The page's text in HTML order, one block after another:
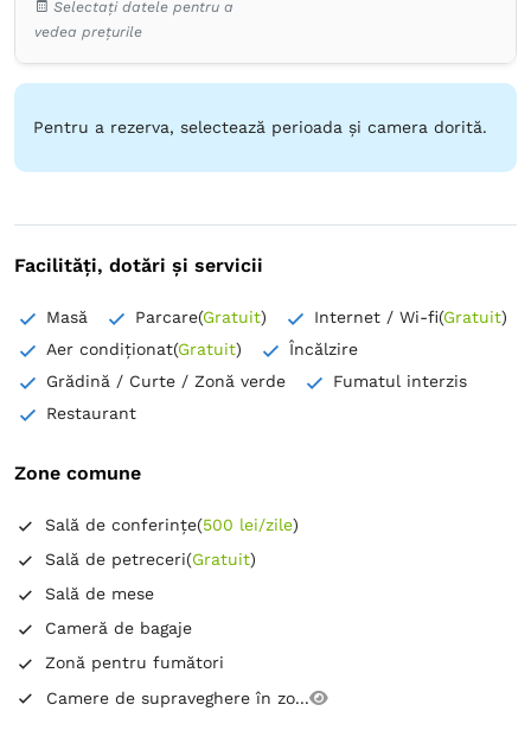
Plasă de ţânţari
Serviciu de streaming (ex. Netflix)
Selectați datele pentru a
vedea prețurile
Pentru a rezerva, selectează perioada și camera dorită.
Facilități, dotări și servicii
Masă Parcare(Gratuit) Internet / Wi-fi(Gratuit)
Aer condiționat(Gratuit)
Încălzire
Grădină / Curte / Zonă verde
Fumatul interzis
Restaurant
Zone comune
Sală de conferințe(500 lei/zile)
Sală de petreceri(Gratuit)
Sală de mese
Cameră de bagaje
Zonă pentru fumători
Camere de supraveghere în zo...